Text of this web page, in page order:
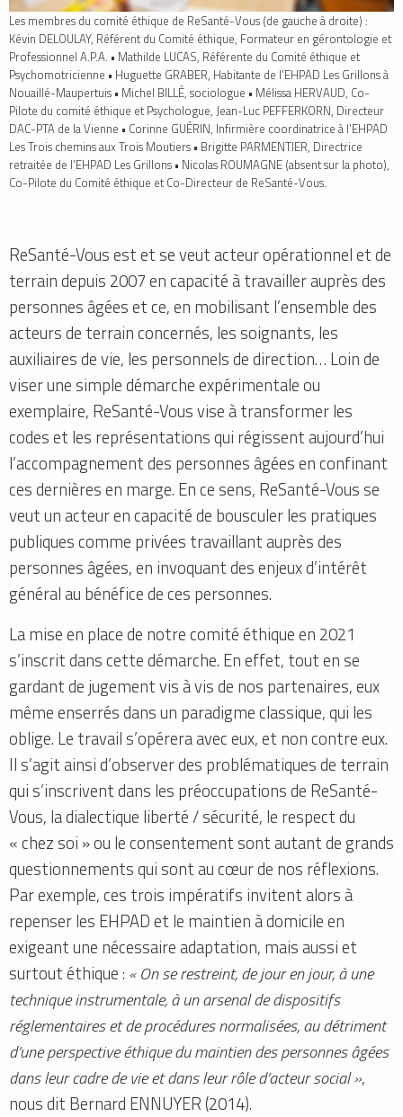
Les membres du comité éthique de ReSanté-Vous (de gauche à droite) :
Kévin DELOULAY, Référent du Comité éthique, Formateur en gérontologie et
Professionnel A.P.A. • Mathilde LUCAS, Référente du Comité éthique et
Psychomotricienne • Huguette GRABER, Habitante de l’EHPAD Les Grillons à
Nouaillé-Maupertuis • Michel BILLÉ, sociologue • Mélissa HERVAUD, Co-
Pilote du comité éthique et Psychologue, Jean-Luc PEFFERKORN, Directeur
DAC-PTA de la Vienne • Corinne GUÉRIN, Infirmière coordinatrice à l’EHPAD
Les Trois chemins aux Trois Moutiers • Brigitte PARMENTIER, Directrice
retraitée de l’EHPAD Les Grillons • Nicolas ROUMAGNE (absent sur la photo),
Co-Pilote du Comité éthique et Co-Directeur de ReSanté-Vous.
ReSanté-Vous est et se veut acteur opérationnel et de
terrain depuis 2007 en capacité à travailler auprès des
personnes âgées et ce, en mobilisant l’ensemble des
acteurs de terrain concernés, les soignants, les
auxiliaires de vie, les personnels de direction… Loin de
viser une simple démarche expérimentale ou
exemplaire, ReSanté-Vous vise à transformer les
codes et les représentations qui régissent aujourd’hui
l’accompagnement des personnes âgées en confinant
ces dernières en marge. En ce sens, ReSanté-Vous se
veut un acteur en capacité de bousculer les pratiques
publiques comme privées travaillant auprès des
personnes âgées, en invoquant des enjeux d’intérêt
général au bénéfice de ces personnes.
La mise en place de notre comité éthique en 2021
s’inscrit dans cette démarche. En effet, tout en se
gardant de jugement vis à vis de nos partenaires, eux
même enserrés dans un paradigme classique, qui les
oblige. Le travail s’opérera avec eux, et non contre eux.
Il s’agit ainsi d’observer des problématiques de terrain
qui s’inscrivent dans les préoccupations de ReSanté-
Vous, la dialectique liberté / sécurité, le respect du
« chez soi » ou le consentement sont autant de grands
questionnements qui sont au cœur de nos réflexions.
Par exemple, ces trois impératifs invitent alors à
repenser les EHPAD et le maintien à domicile en
exigeant une nécessaire adaptation, mais aussi et
surtout éthique : « On se restreint, de jour en jour, à une
technique instrumentale, à un arsenal de dispositifs
réglementaires et de procédures normalisées, au détriment
d’une perspective éthique du maintien des personnes âgées
dans leur cadre de vie et dans leur rôle d’acteur social »,
nous dit Bernard ENNUYER (2014).